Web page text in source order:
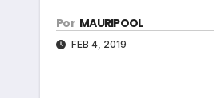
Por MAURIPOOL
FEB 4, 2019